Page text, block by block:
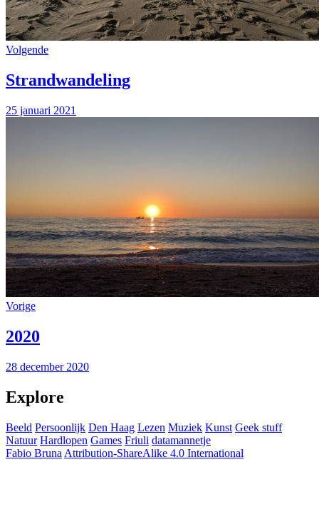
Volgende
Strandwandeling
25 januari 2021
Vorige
2020
28 december 2020
Explore
Beeld Persoonlijk Den Haag Lezen Muziek Kunst Geek stuff
Natuur Hardlopen Games Friuli datamannetje
Fabio Bruna Attribution-ShareAlike 4.0 International